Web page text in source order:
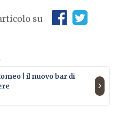
su
| il nuovo bar di
›